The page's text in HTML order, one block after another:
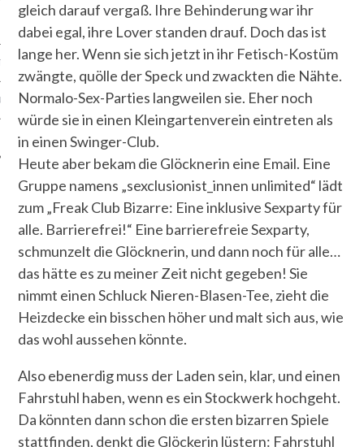
gleich darauf vergaß. Ihre Behinderung war ihr
dabei egal, ihre Lover standen drauf. Doch das ist
lange her. Wenn sie sich jetzt in ihr Fetisch-Kostüm
zwängte, quölle der Speck und zwackten die Nähte.
Normalo-Sex-Parties langweilen sie. Eher noch
würde sie in einen Kleingartenverein eintreten als
in einen Swinger-Club.
Heute aber bekam die Glöcknerin eine Email. Eine
Gruppe namens „sexclusionist_innen unlimited“ lädt
zum „Freak Club Bizarre: Eine inklusive Sexparty für
alle. Barrierefrei!“ Eine barrierefreie Sexparty,
schmunzelt die Glöcknerin, und dann noch für alle…
das hätte es zu meiner Zeit nicht gegeben! Sie
nimmt einen Schluck Nieren-Blasen-Tee, zieht die
Heizdecke ein bisschen höher und malt sich aus, wie
das wohl aussehen könnte.
Also ebenerdig muss der Laden sein, klar, und einen
Fahrstuhl haben, wenn es ein Stockwerk hochgeht.
Da könnten dann schon die ersten bizarren Spiele
stattfinden, denkt die Glöckerin lüstern: Fahrstuhl